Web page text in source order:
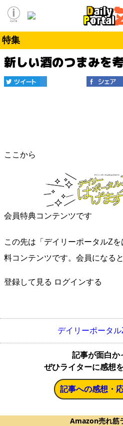
特集
新しい酒のつまみを
ここから
会員特典コンテンツです
この先は「デイリーポータルZ
料コンテンツです。会員になる
登録して見る ログインする
デイリーポータ
記事が面白か
ぜひライターに感想
記事への感想・
Amazon売れ筋